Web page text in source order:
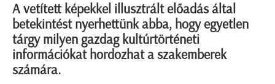
A vetített képekkel illusztrált előadás által
betekintést nyerhettünk abba, hogy egyetlen
tárgy milyen gazdag kultúrtörténeti
információkat hordozhat a szakemberek
számára.